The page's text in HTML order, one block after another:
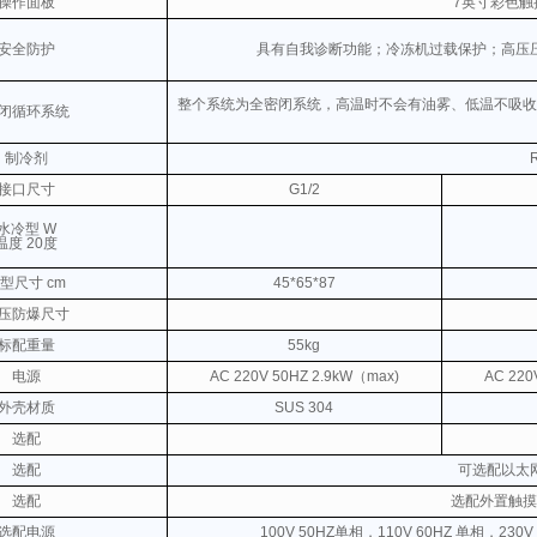
全防护 具有自我诊断功能；冷冻机过载保护；高
循环系统 整个系统为全密闭系统，高温时不会有油雾、低温不吸
制冷剂
口尺寸
G1/2
冷型 W
度 20度
尺寸 cm
45*65*87
防爆尺寸
配重量
55kg
电源
AC 220V 50HZ 2.9kW（max)
AC
壳材质
SUS 304
选配
选配
可选配以太
选配
选配外置触
配电源
100V 50HZ单相，110V 60HZ 单相，